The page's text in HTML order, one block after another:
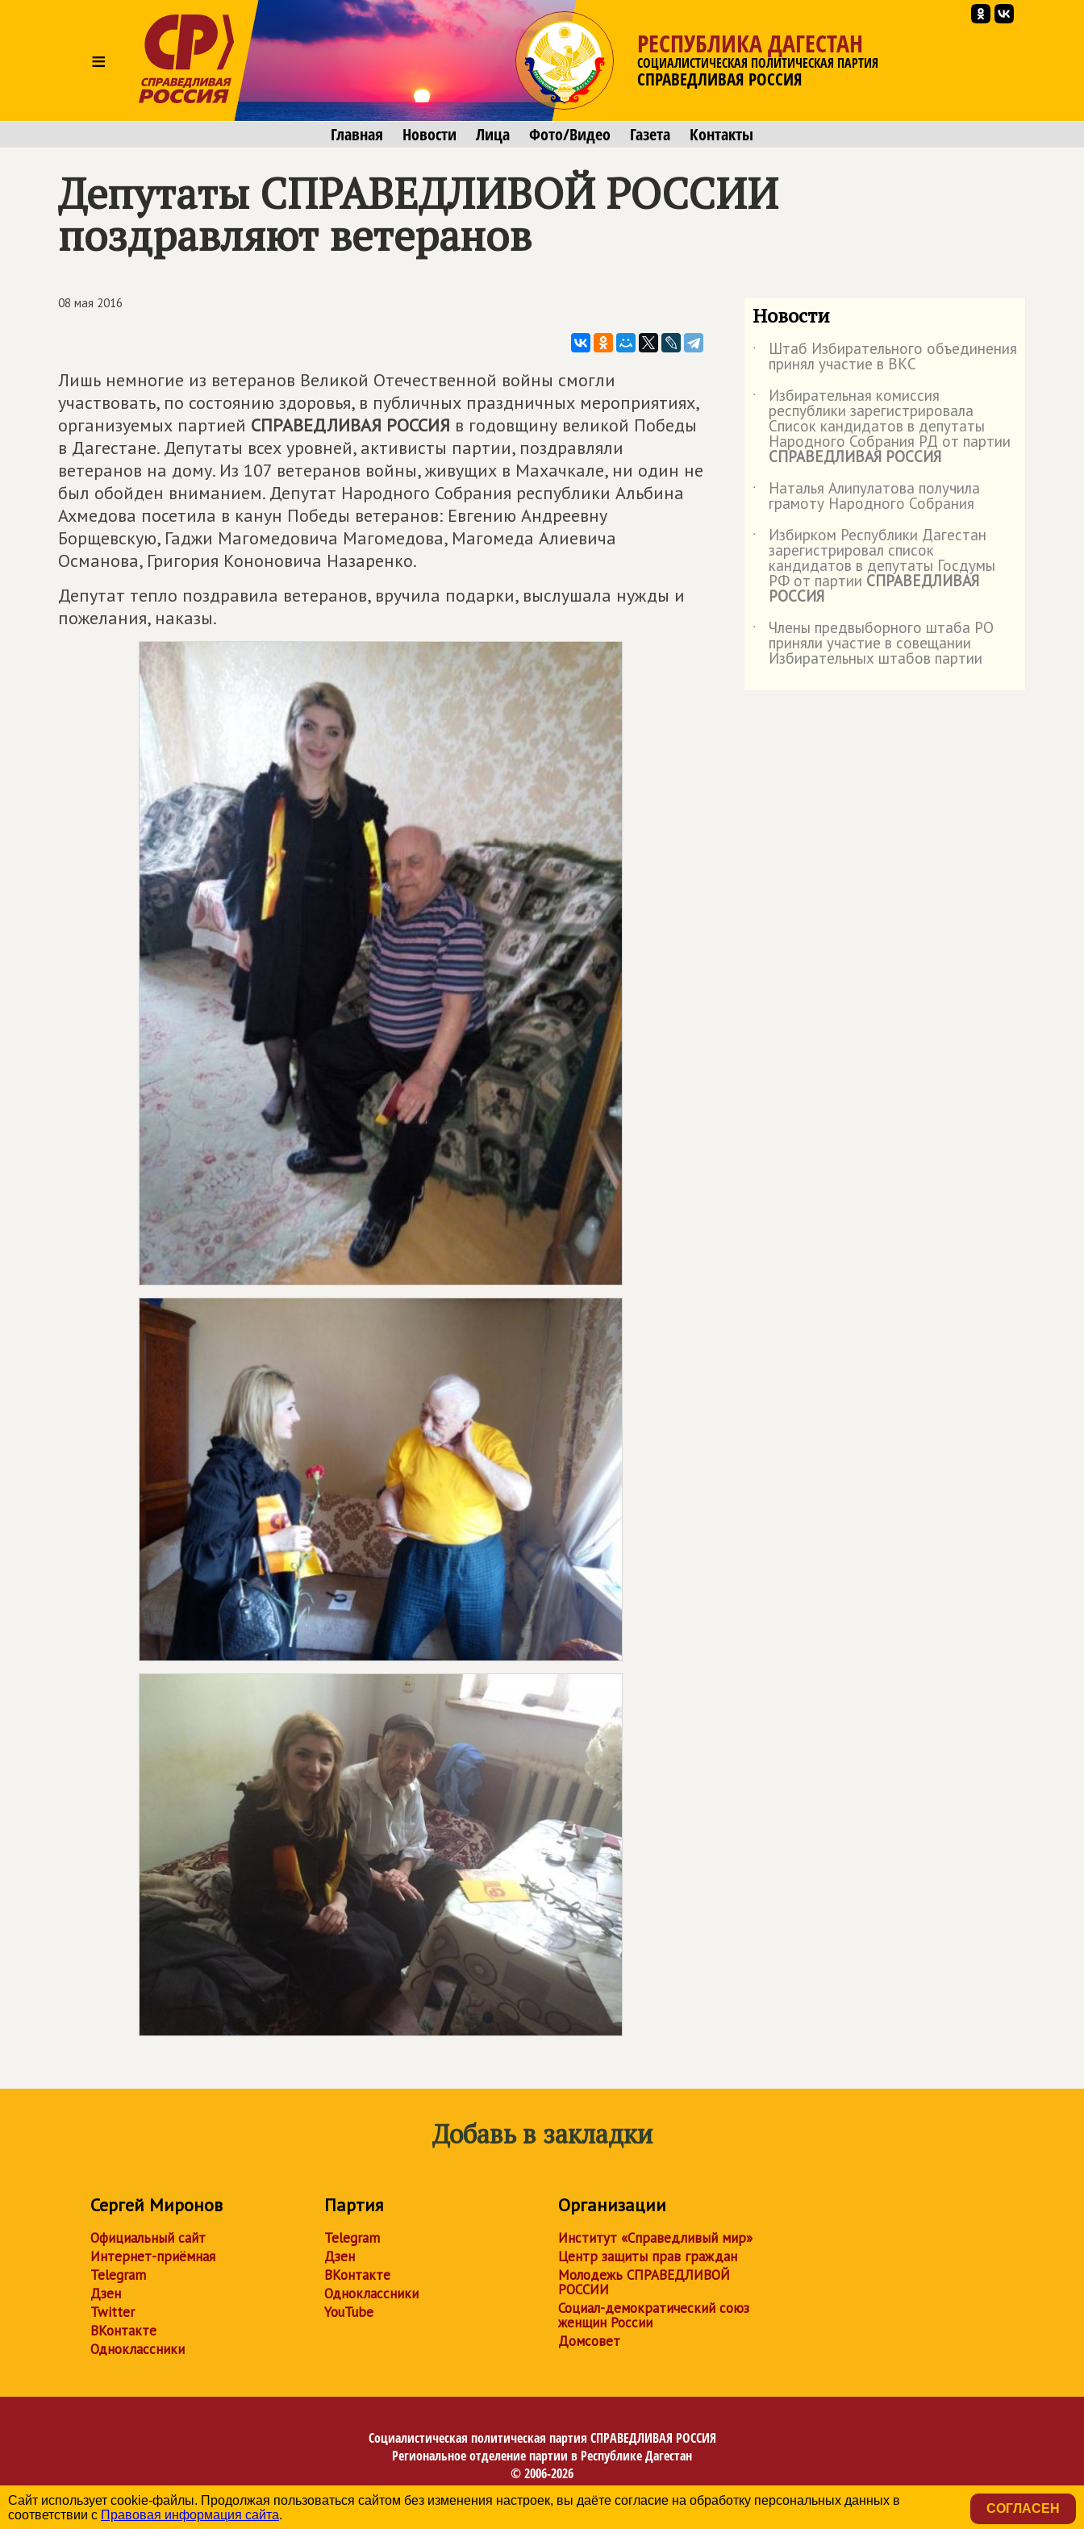
≡
РЕСПУБЛИКА ДАГЕСТАН
СОЦИАЛИСТИЧЕСКАЯ ПОЛИТИЧЕСКАЯ ПАРТИЯ
СПРАВЕДЛИВАЯ РОССИЯ
Главная Новости Лица Фото/Видео Газета Контакты
Депутаты СПРАВЕДЛИВОЙ РОССИИ
поздравляют ветеранов
08 мая 2016
Лишь немногие из ветеранов Великой Отечественной войны смогли
участвовать, по состоянию здоровья, в публичных праздничных мероприятиях,
организуемых партией СПРАВЕДЛИВАЯ РОССИЯ в годовщину великой Победы
в Дагестане. Депутаты всех уровней, активисты партии, поздравляли
ветеранов на дому. Из 107 ветеранов войны, живущих в Махачкале, ни один не
был обойден вниманием. Депутат Народного Собрания республики Альбина
Ахмедова посетила в канун Победы ветеранов: Евгению Андреевну
Борщевскую, Гаджи Магомедовича Магомедова, Магомеда Алиевича
Османова, Григория Кононовича Назаренко.
Депутат тепло поздравила ветеранов, вручила подарки, выслушала нужды и
пожелания, наказы.
Новости
˙ Штаб Избирательного объединения
принял участие в ВКС
˙
Избирательная комиссия
республики зарегистрировала
Список кандидатов в депутаты
Народного Собрания РД от партии
СПРАВЕДЛИВАЯ РОССИЯ
˙
Наталья Алипулатова получила
грамоту Народного Собрания
˙
Избирком Республики Дагестан
зарегистрировал список
кандидатов в депутаты Госдумы
РФ от партии СПРАВЕДЛИВАЯ
РОССИЯ
˙
Члены предвыборного штаба РО
приняли участие в совещании
Избирательных штабов партии
Добавь в закладки
Сергей Миронов
Официальный сайт
Интернет-приёмная
Telegram
Дзен
Twitter
ВКонтакте
Одноклассники
Партия
Telegram
Дзен
ВКонтакте
Одноклассники
YouTube
Организации
Институт «Справедливый мир»
Центр защиты прав граждан
Молодежь СПРАВЕДЛИВОЙ
РОССИИ
Социал-демократический союз
женщин России
Домсовет
Социалистическая политическая партия СПРАВЕДЛИВАЯ РОССИЯ
Региональное отделение партии в Республике Дагестан
© 2006-2026
Политика в отношении обработки персональных данных
Сайт использует cookie-файлы. Продолжая пользоваться сайтом без изменения настроек, вы даёте согласие на обработку персональных данных в
соответствии с Правовая информация сайта. СОГЛАСЕН